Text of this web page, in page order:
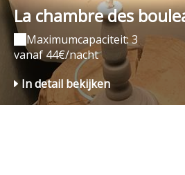
La chambre des
Maximumcapaciteit: 3
vanaf 44€/nacht
In detail bekijken